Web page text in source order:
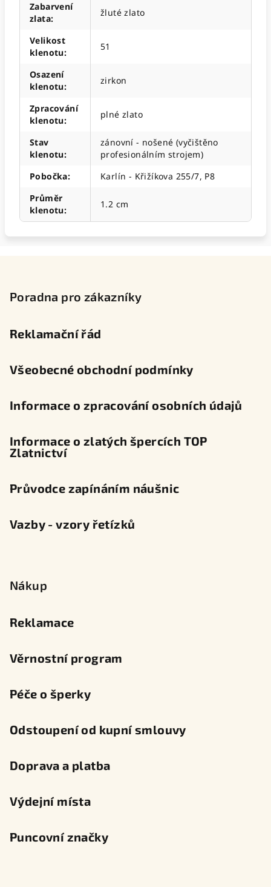
Zabarvení
zlata:
žluté zlato
Velikost
klenotu:
51
Osazení
klenotu:
zirkon
Zpracování
klenotu:
plné zlato
Stav
klenotu:
zánovní - nošené (vyčištěno
profesionálním strojem)
Pobočka:
Karlín - Křižíkova 255/7, P8
Průměr
klenotu:
1.2 cm
Poradna pro zákazníky
Reklamační řád
Všeobecné obchodní podmínky
Informace o zpracování osobních údajů
Informace o zlatých špercích TOP
Zlatnictví
Průvodce zapínáním náušnic
Vazby - vzory řetízků
Nákup
Reklamace
Věrnostní program
Péče o šperky
Odstoupení od kupní smlouvy
Doprava a platba
Výdejní místa
Puncovní značky